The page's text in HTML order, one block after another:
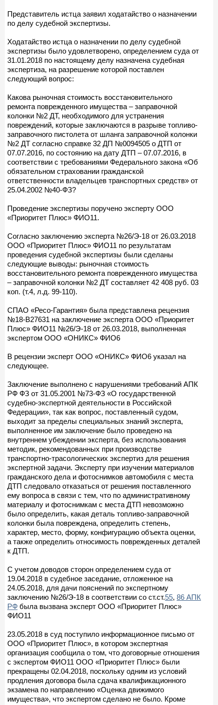
Представитель истца заявил ходатайство о назначении
по делу судебной экспертизы.
Ходатайство истца о назначении по делу судебной
экспертизы было удовлетворено, определением суда от
31.01.2018 по настоящему делу назначена судебная
экспертиза, на разрешение которой поставлен
следующий вопрос:
Какова рыночная стоимость восстановительного
ремонта поврежденного имущества – заправочной
колонки №2 ДТ, необходимого для устранения
повреждений, которые заключаются в разрыве топливо-
заправочного пистолета от шланга заправочной колонки
№2 ДТ согласно справке 32 ДП №0094505 о ДТП от
07.07.2016, по состоянию на дату ДТП – 07.07.2016, в
соответствии с требованиями Федерального закона «Об
обязательном страховании гражданской
ответственности владельцев транспортных средств» от
25.04.2002 №40-ФЗ?
Проведение экспертизы поручено эксперту ООО
«Приоритет Плюс» ФИО11.
Согласно заключению эксперта №26/Э-18 от 26.03.2018
ООО «Приоритет Плюс» ФИО11 по результатам
проведения судебной экспертизы были сделаны
следующие выводы: рыночная стоимость
восстановительного ремонта поврежденного имущества
– заправочной колонки №2 ДТ составляет 42 408 руб. 03
коп. (т.4, л.д. 99-110).
СПАО «Ресо-Гарантия» была представлена рецензия
№18-В27631 на заключение эксперта ООО «Приоритет
Плюс» ФИО11 №26/Э-18 от 26.03.2018, выполненная
экспертом ООО «ОНИКС» ФИО6
В рецензии эксперт ООО «ОНИКС» ФИО6 указал на
следующее.
Заключение выполнено с нарушениями требований АПК
РФ ФЗ от 31.05.2001 №73-ФЗ «О государственной
судебно-экспертной деятельности в Российской
Федерации», так как вопрос, поставленный судом,
выходит за пределы специальных знаний эксперта,
выполненное им заключение было проведено на
внутреннем убеждении эксперта, без использования
методик, рекомендованных при производстве
транспортно-трасологических экспертиз для решения
экспертной задачи. Эксперту при изучении материалов
гражданского дела и фотоснимков автомобиля с места
ДТП следовало отказаться от решения поставленного
ему вопроса в связи с тем, что по административному
материалу и фотоснимкам с места ДТП невозможно
было определить, какая деталь топливо-заправочной
колонки была повреждена, определить степень,
характер, место, форму, конфигурацию объекта оценки,
а также определить относимость поврежденных деталей
к ДТП.
С учетом доводов сторон определением суда от
19.04.2018 в судебное заседание, отложенное на
24.05.2018, для дачи пояснений по экспертному
заключению №26/Э-18 в соответствии со ст.ст.55, 86 АПК
РФ была вызвана эксперт ООО «Приоритет Плюс»
ФИО11
23.05.2018 в суд поступило информационное письмо от
ООО «Приоритет Плюс», в котором экспертная
организация сообщила о том, что договорные отношения
с экспертом ФИО11 ООО «Приоритет Плюс» были
прекращены 02.04.2018, поскольку одним из условий
продления договора была сдача квалификационного
экзамена по направлению «Оценка движимого
имущества», что экспертом сделано не было. Кроме